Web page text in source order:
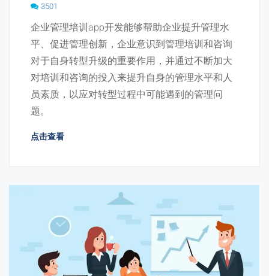
3501
企业管理培训app开发能够帮助企业提升管理水
平、促进管理创新，企业意识到管理培训和咨询
对于自身转型升级的重要作用，并通过不断加大
对培训和咨询的投入来提升自身的管理水平和人
员素质，以应对转型过程中可能遇到的管理问
题。
点击查看